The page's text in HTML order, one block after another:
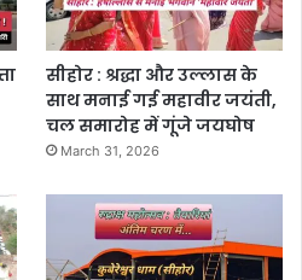
सीहोर : श्रद्धा और उल्लास के
साथ मनाई गई महावीर जयंती,
चल समारोह में गूंजे जयघोष
March 31, 2026